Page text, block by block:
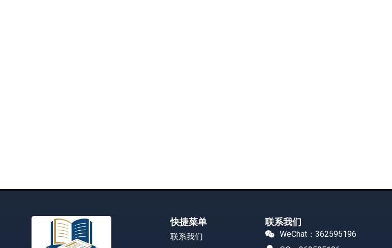
快捷菜单
联系我们
联系我们
WeChat：362595196